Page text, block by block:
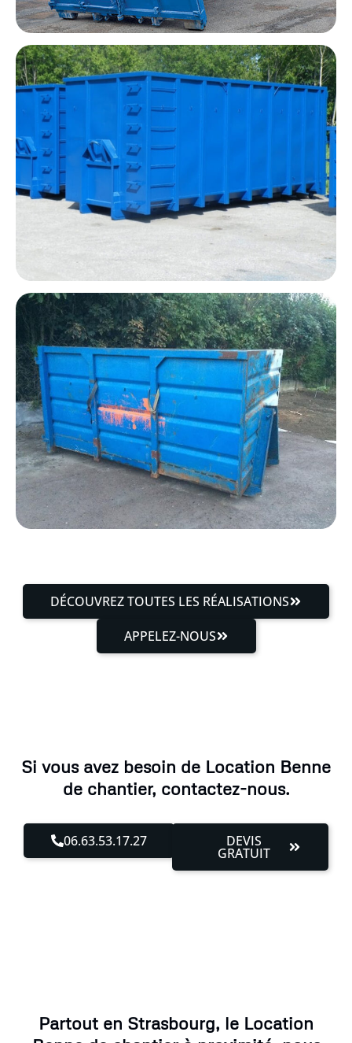
DÉCOUVREZ TOUTES LES RÉALISATIONS
APPELEZ-NOUS
Si vous avez besoin de Location Benne
de chantier, contactez-nous.
06.63.53.17.27 DEVIS
GRATUIT
Partout en Strasbourg, le Location